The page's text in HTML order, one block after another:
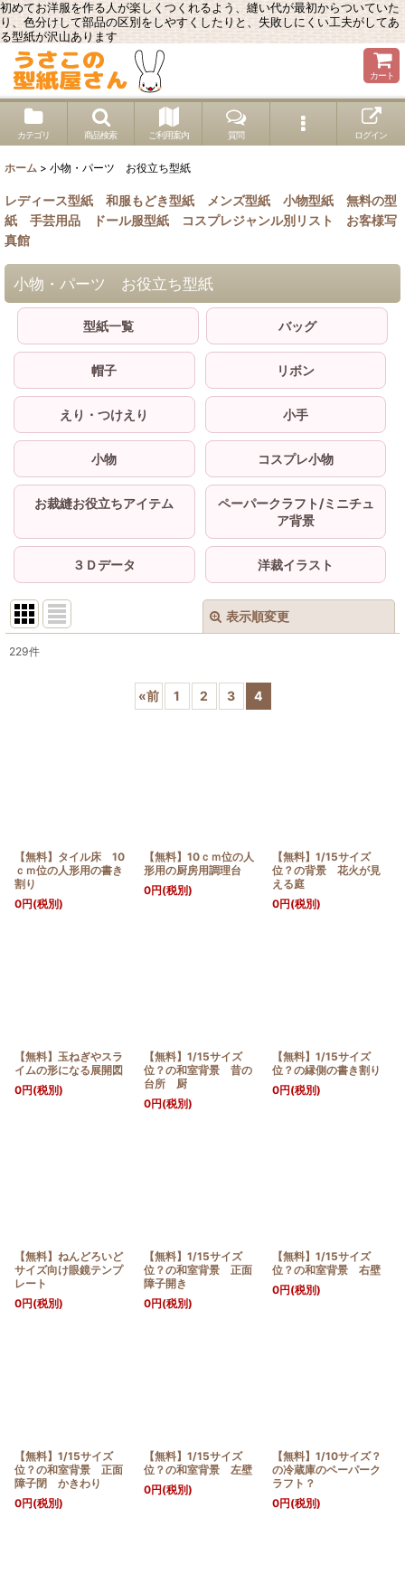
初めてお洋服を作る人が楽しくつくれるよう、縫い代が最初からついていた
り、色分けして部品の区別をしやすくしたりと、失敗しにくい工夫がしてあ
る型紙が沢山あります
カート
カテゴリ 商品検索 ご利用案内 質問 ログイン
ホーム > 小物・パーツ お役立ち型紙
レディース型紙 和服もどき型紙 メンズ型紙 小物型紙
無料の型
紙
手芸用品 ドール服型紙 コスプレジャンル別リスト
お客様写
真館
小物・パーツ お役立ち型紙
型紙一覧 バッグ
帽子 リボン
えり・つけえり 小手
小物 コスプレ小物
お裁縫お役立ちアイテム
ペーパークラフト/ミニチュ
ア背景
３Ｄデータ 洋裁イラスト
表示順変更
サブカテゴリ
229件
«前 1 2 3 4
【無料】タイル床 10
ｃｍ位の人形用の書き
割り
0円(税別)
【無料】10ｃｍ位の人
形用の厨房用調理台
0円(税別)
【無料】1/15サイズ
位？の背景 花火が見
える庭
0円(税別)
【無料】玉ねぎやスラ
イムの形になる展開図
0円(税別)
【無料】1/15サイズ
位？の和室背景 昔の
台所 厨
0円(税別)
【無料】1/15サイズ
位？の縁側の書き割り
0円(税別)
【無料】ねんどろいど
サイズ向け眼鏡テンプ
レート
0円(税別)
【無料】1/15サイズ
位？の和室背景 正面
障子開き
0円(税別)
【無料】1/15サイズ
位？の和室背景 右壁
0円(税別)
【無料】1/15サイズ
位？の和室背景 正面
障子閉 かきわり
0円(税別)
【無料】1/15サイズ
位？の和室背景 左壁
0円(税別)
【無料】1/10サイズ？
の冷蔵庫のペーパーク
ラフト？
0円(税別)